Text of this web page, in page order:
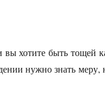
вы хотите быть тощей
нужно знать меру,